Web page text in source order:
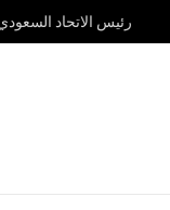
رئيس الاتحاد